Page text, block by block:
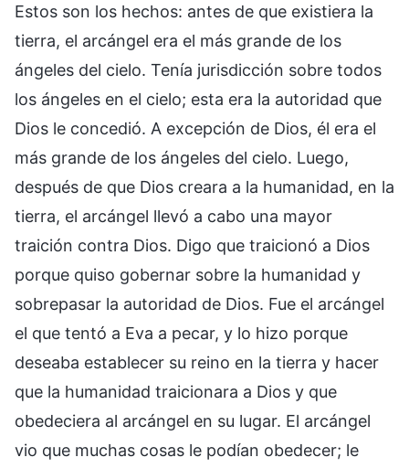
Estos son los hechos: antes de que existiera la
tierra, el arcángel era el más grande de los
ángeles del cielo. Tenía jurisdicción sobre todos
los ángeles en el cielo; esta era la autoridad que
Dios le concedió. A excepción de Dios, él era el
más grande de los ángeles del cielo. Luego,
después de que Dios creara a la humanidad, en la
tierra, el arcángel llevó a cabo una mayor
traición contra Dios. Digo que traicionó a Dios
porque quiso gobernar sobre la humanidad y
sobrepasar la autoridad de Dios. Fue el arcángel
el que tentó a Eva a pecar, y lo hizo porque
deseaba establecer su reino en la tierra y hacer
que la humanidad traicionara a Dios y que
obedeciera al arcángel en su lugar. El arcángel
vio que muchas cosas le podían obedecer; le